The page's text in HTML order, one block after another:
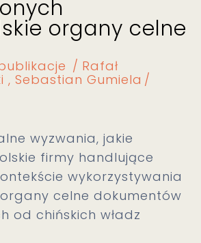
organy celne
Rafał
Sebastian Gumiela
wyzwania, jakie
firmy handlujące
wykorzystywania
celne dokumentów
od chińskich władz